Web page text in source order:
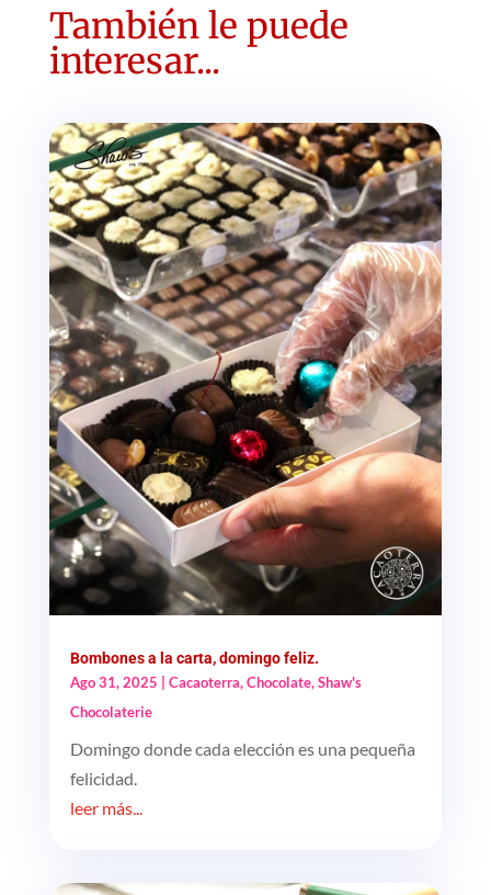
También le puede
interesar...
Bombones a la carta, domingo feliz.
Ago 31, 2025
Cacaoterra,Chocolate,Shaw's
Chocolaterie
Domingo donde cada elección es una pequeña
felicidad.
leer más...